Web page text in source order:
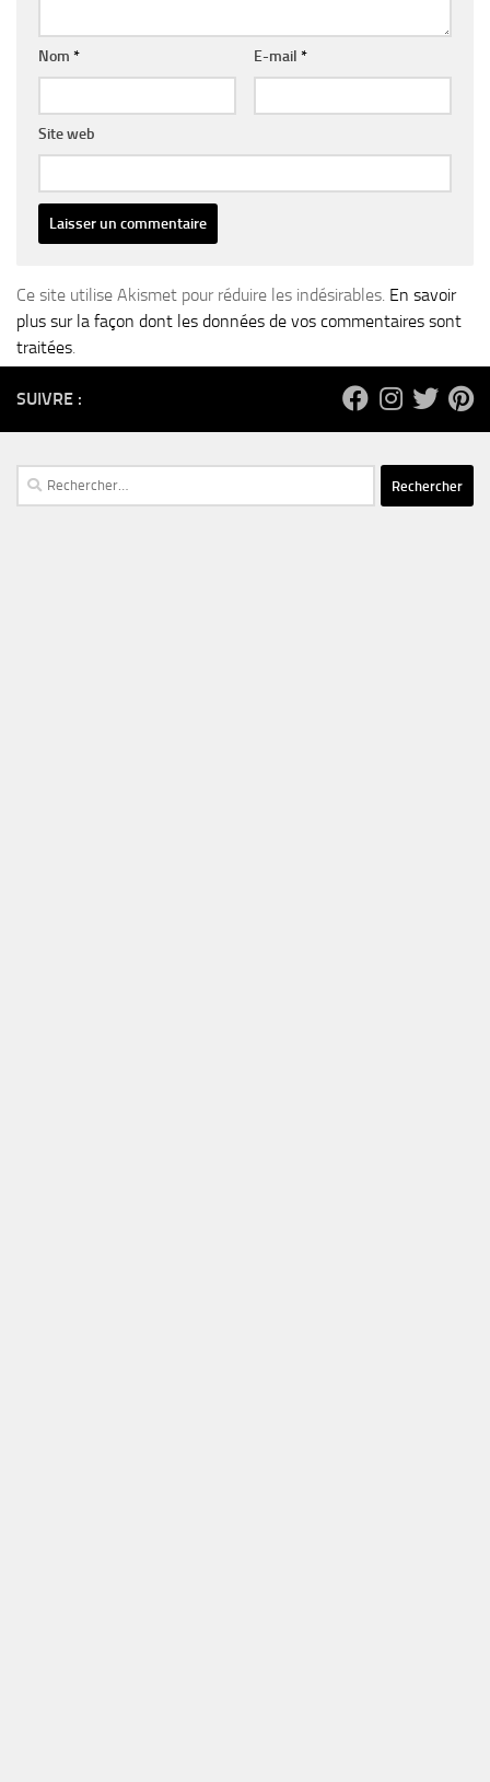
Nom * E-mail *
Site web
Ce site utilise Akismet pour réduire les indésirables. En savoir
plus sur la façon dont les données de vos commentaires sont
traitées.
SUIVRE :
Rechercher :